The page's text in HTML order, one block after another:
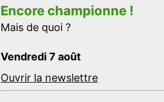
Encore championne !
Mais de quoi ?
Vendredi 7 août
Ouvrir la newslettre